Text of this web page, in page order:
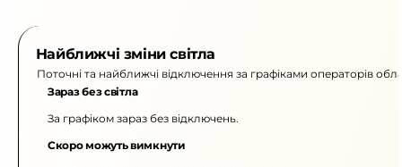
Найближчі зміни світла
Поточні та найближчі відключення за графіками операторів
Зараз без світла
За графіком зараз без відключень.
Скоро можуть вимкнути